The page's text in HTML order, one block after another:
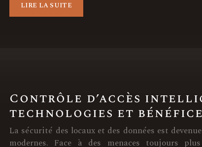
LIRE LA SUITE
Contrôle d’accès
technologies et
La sécurité des locaux et des données est
modernes. Face à des menaces toujours